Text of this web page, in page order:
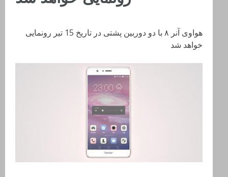
هواوی آنر ٨ با دو دوربین پشتی در تاریخ 15 تیر رونمایی
خواهد شد